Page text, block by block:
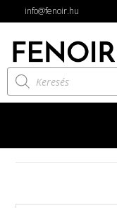
info@fenoir.hu